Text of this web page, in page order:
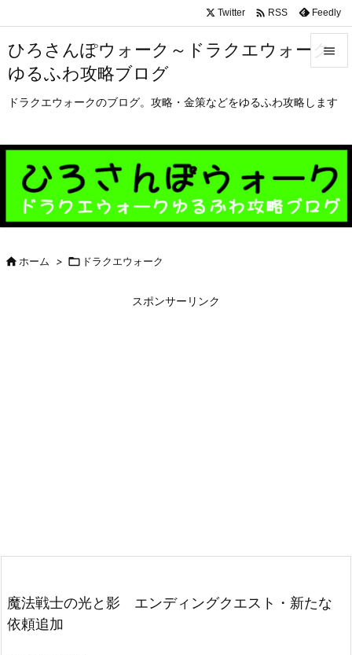
ひろさんぽウォーク～ドラクエウォーク
ゆるふわ攻略ブログ
ドラクエウォークのブログ。攻略・金策などをゆるふわ攻略します

メニュ

前へ

次へ
Twitter  RSS Feedly
ホーム >  ドラクエウォーク
スポンサーリンク
魔法戦士の光と影 エンディングクエスト・新たな
依頼追加